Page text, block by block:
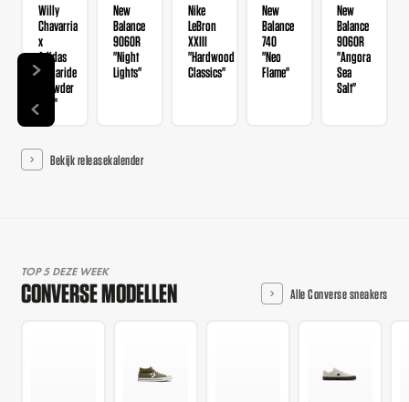
Willy
Chavarria
x
Adidas
Megaride
"Powder
Red"
New
Balance
9060R
"Night
Lights"
Nike
LeBron
XXIII
"Hardwood
Classics"
New
Balance
740
"Neo
Flame"
New
Balance
9060R
"Angora
Sea
Salt"
Bekijk releasekalender
TOP 5 DEZE WEEK
CONVERSE MODELLEN Alle Converse sneakers